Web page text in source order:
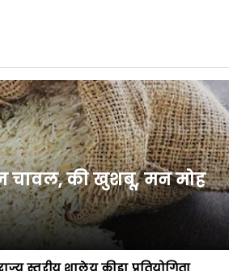
चावल, की खुशबू, मन मोह
स्तरीय शालेय क्रीड़ा प्रतियोगिता
में प्...